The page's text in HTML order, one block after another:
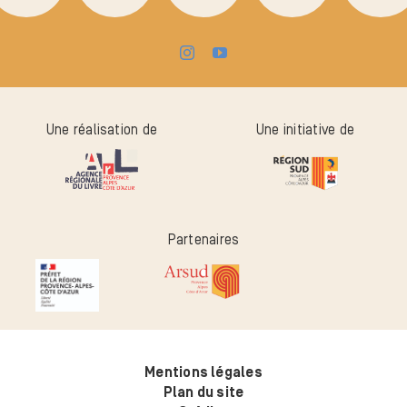
Une réalisation de Une initiative de
Partenaires
Mentions légales
Plan du site